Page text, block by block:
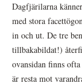
Dagfjärilarna
med stora
in och ut. De tre
tillbakabildat!)
ovansidan finns
är resta mot